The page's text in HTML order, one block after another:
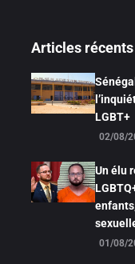
Articles récents
LGBT+
02/08/
Un élu
01/08/